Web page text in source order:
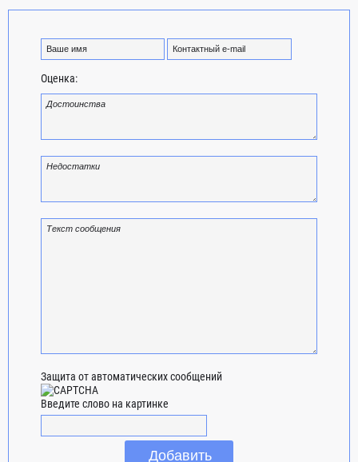
Оценка:
Защита от автоматических сообщений
Введите слово на картинке